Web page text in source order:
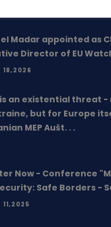
Madar appointed as
Director of EU
18,2026
an existential threat -
but for Europe
MEP Aušt. . .
Now - Conference
Safe Borders -
11,2025